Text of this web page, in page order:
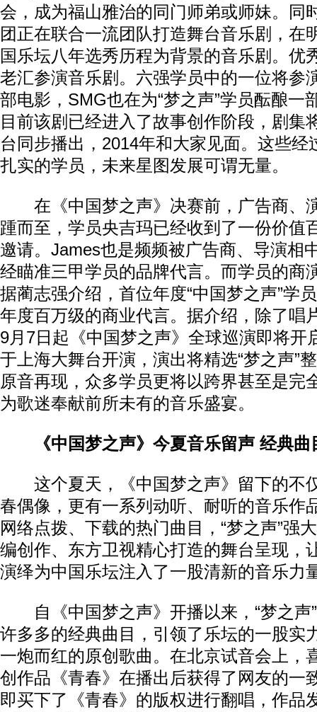
会，成为福山雅治的同门师弟或师妹。同
团正在联合一流团队打造舞台音乐剧，在
国乐坛八年选秀历程为背景的音乐剧。优
老汇参演音乐剧。六强学员中的一位将参
部电影，SMG也在为“梦之声”学员酝酿一
目前该剧已经进入了故事创作阶段，剧集
台同步播出，2014年和大家见面。这些经
扎实的学员，未来星图发展可谓无量。
在《中国梦之声》决赛前，广告商、
踵而至，学员央吉玛已经收到了一份价值
邀请。James也是频频被广告商、导演相
经瞄准三甲学员的品牌代言。而学员的商
据蔺志强介绍，首位年度“中国梦之声”学
年度百万级的商业代言。据介绍，除了唱
9月7日起《中国梦之声》全球巡演即将开
于上海大舞台开演，演出将精选“梦之声”
原音再现，众多学员更将以跨界甚至是完
为歌迷奉献前所未有的音乐盛宴。
《中国梦之声》今夏音乐留声 经典曲
这个夏天，《中国梦之声》留下的不
春偶像，更有一系列动听、耐听的音乐作
网络点拨、下载的热门曲目，“梦之声”强
编创作、东方卫视精心打造的舞台呈现，
演绎为中国乐坛注入了一股清新的音乐力
自《中国梦之声》开播以来，“梦之声
许多多的经典曲目，引领了乐坛的一股实
一炮而红的原创歌曲。在北京试音会上，
创作品《青春》在播出后获得了网友的一
即买下了《青春》的版权进行翻唱，作品